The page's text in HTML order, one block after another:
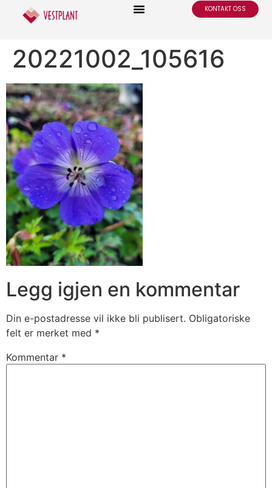
KONTAKT OSS
20221002_105616
Legg igjen en kommentar
Din e-postadresse vil ikke bli publisert. Obligatoriske
felt er merket med *
Kommentar *